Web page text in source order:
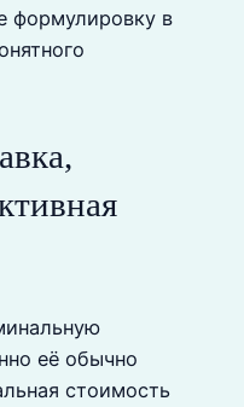
формулировку в
её обычно
стоимость